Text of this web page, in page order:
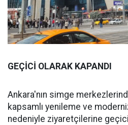
GEÇİCİ OLARAK KAPANDI
Ankara'nın simge
kapsamlı yenileme ve
nedeniyle ziyaretçilerine